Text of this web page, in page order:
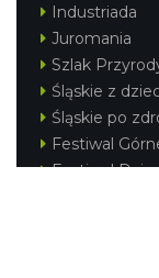
Industriada
Juromania
Szlak
Śląskie z
Śląskie po
Festiwal
Festiwal